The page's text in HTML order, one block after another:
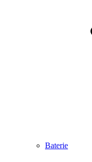
Baterie